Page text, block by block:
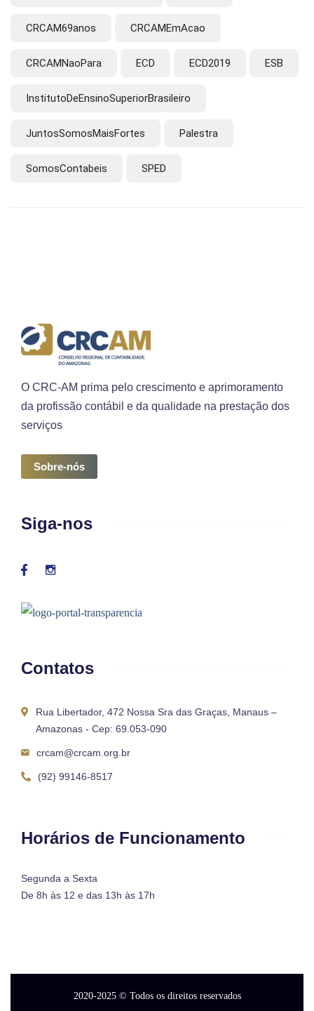
CRCAM69anos CRCAMEmAcao
CRCAMNaoPara ECD ECD2019 ESB
InstitutoDeEnsinoSuperiorBrasileiro
JuntosSomosMaisFortes Palestra
SomosContabeis SPED
O CRC-AM prima pelo crescimento e aprimoramento
da profissão contábil e da qualidade na prestação dos
serviços
Sobre-nós
Siga-nos
Contatos
Rua Libertador, 472 Nossa Sra das Graças, Manaus –
Amazonas - Cep: 69.053-090
crcam@crcam.org.br
(92) 99146-8517
Horários de Funcionamento
Segunda a Sexta
De 8h às 12 e das 13h às 17h
2020-2025© Todos os direitos reservados